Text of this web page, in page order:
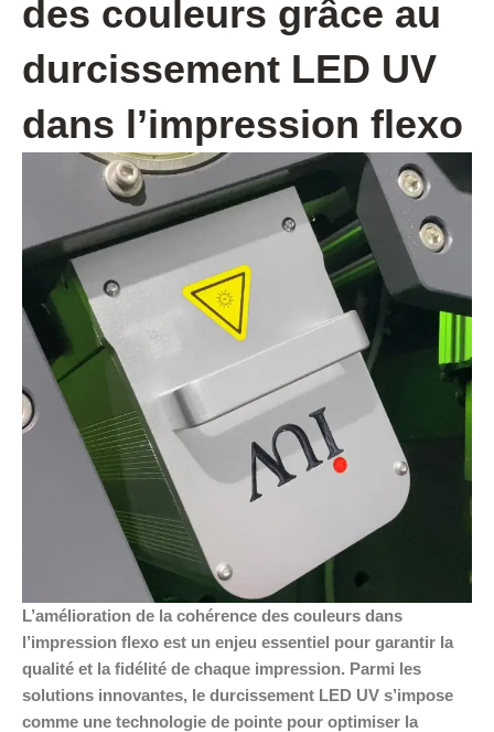
des couleurs grâce au
durcissement LED UV
dans l’impression flexo
L’amélioration de la cohérence des couleurs dans
l’impression flexo est un enjeu essentiel pour garantir la
qualité et la fidélité de chaque impression. Parmi les
solutions innovantes, le durcissement LED UV s’impose
comme une technologie de pointe pour optimiser la